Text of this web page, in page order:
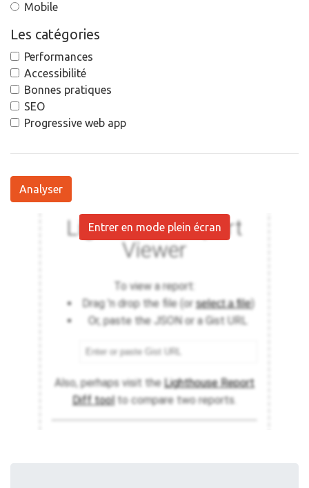
Mobile
Les catégories
Performances
Accessibilité
Bonnes pratiques
SEO
Progressive web app
Analyser
Entrer en mode plein écran